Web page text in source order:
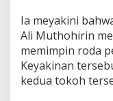
Ia meyakini
Ali Muthohirin
memimpin roda
Keyakinan
kedua tokoh